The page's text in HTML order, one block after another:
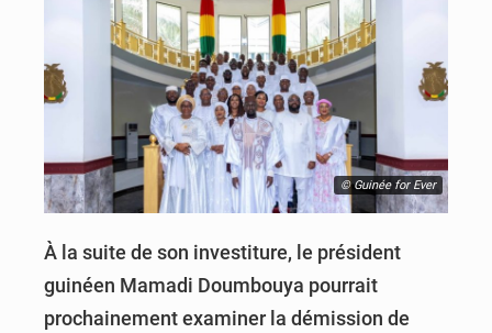
© Guinée for Ever
À la suite de son investiture, le président
guinéen Mamadi Doumbouya pourrait
prochainement examiner la démission de